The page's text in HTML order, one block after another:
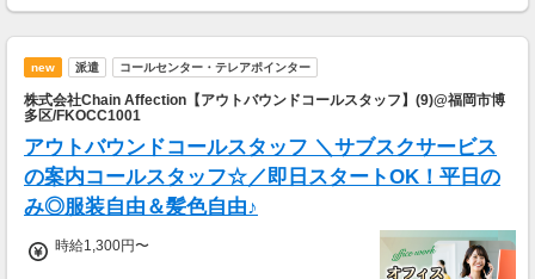
new 派遣 コールセンター・テレアポインター
株式会社Chain Affection【アウトバウンドコールスタッフ】(9)@福岡市博
多区/FKOCC1001
アウトバウンドコールスタッフ ＼サブスクサービス
の案内コールスタッフ☆／即日スタートOK！平日の
み◎服装自由＆髪色自由♪
時給1,300円〜